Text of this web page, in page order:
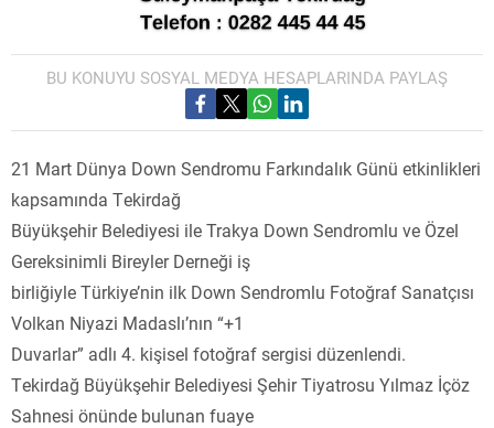
BU KONUYU SOSYAL MEDYA HESAPLARINDA PAYLAŞ
21 Mart Dünya Down Sendromu Farkındalık Günü etkinlikleri
kapsamında Tekirdağ
Büyükşehir Belediyesi ile Trakya Down Sendromlu ve Özel
Gereksinimli Bireyler Derneği iş
birliğiyle Türkiye’nin ilk Down Sendromlu Fotoğraf Sanatçısı
Volkan Niyazi Madaslı’nın “+1
Duvarlar” adlı 4. kişisel fotoğraf sergisi düzenlendi.
Tekirdağ Büyükşehir Belediyesi Şehir Tiyatrosu Yılmaz İçöz
Sahnesi önünde bulunan fuaye